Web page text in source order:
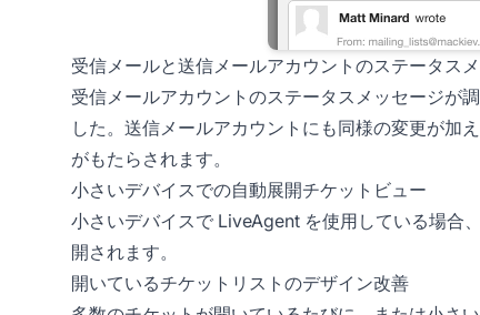
受信メールと送信メールアカウントのステータス
受信メールアカウントのステータスメッセージが
した。送信メールアカウントにも同様の変更が加
がもたらされます。
小さいデバイスでの自動展開チケットビュー
小さいデバイスで LiveAgent を使用している場合
開されます。
開いているチケットリストのデザイン改善